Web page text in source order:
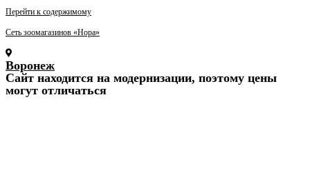
Перейти к содержимому
Сеть зоомагазинов «Нора»
Воронеж
Cайт находится на модернизации, поэтому цены
могут отличаться